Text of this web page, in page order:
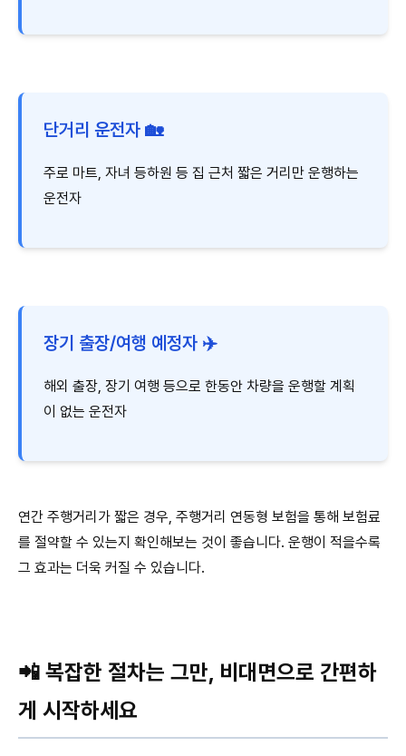
단거리 운전자 🏡
주로 마트, 자녀 등하원 등 집 근처 짧은 거리만 운행하는
운전자
장기 출장/여행 예정자 ✈️
해외 출장, 장기 여행 등으로 한동안 차량을 운행할 계획
이 없는 운전자
연간 주행거리가 짧은 경우, 주행거리 연동형 보험을 통해 보험료
를 절약할 수 있는지 확인해보는 것이 좋습니다. 운행이 적을수록
그 효과는 더욱 커질 수 있습니다.
📲 복잡한 절차는 그만, 비대면으로 간편하
게 시작하세요